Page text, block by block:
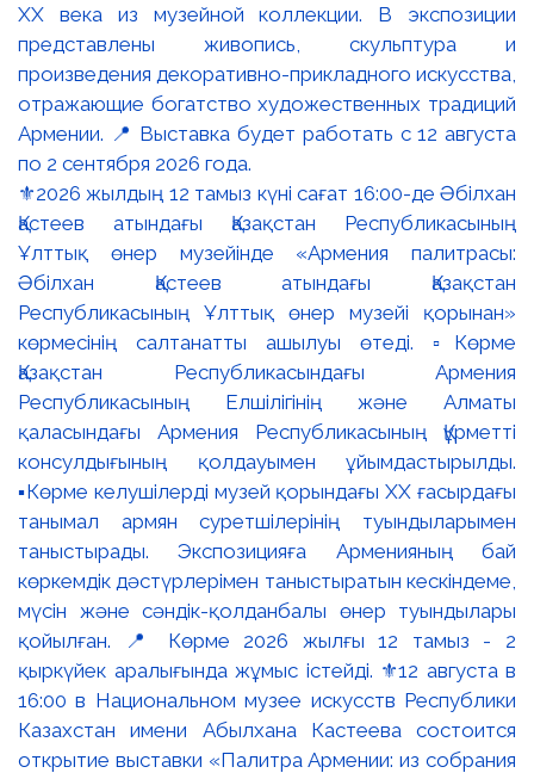
⚜️2026 жылдың 12 тамыз күні сағат 16:00-де Әбілхан
Қастеев атындағы Қазақстан Республикасының
Ұлттық өнер музейінде «Армения палитрасы:
Әбілхан Қастеев атындағы Қазақстан
Республикасының Ұлттық өнер музейі қорынан»
көрмесінің салтанатты ашылуы өтеді. ▫️Көрме
Қазақстан Республикасындағы Армения
Республикасының Елшілігінің және Алматы
қаласындағы Армения Республикасының Құрметті
консулдығының қолдауымен ұйымдастырылды.
▪️Көрме келушілерді музей қорындағы ХХ ғасырдағы
танымал армян суретшілерінің туындыларымен
таныстырады. Экспозицияға Арменияның бай
көркемдік дәстүрлерімен таныстыратын кескіндеме,
мүсін және сәндік-қолданбалы өнер туындылары
қойылған. 📍 Көрме 2026 жылғы 12 тамыз - 2
қыркүйек аралығында жұмыс істейді. ⚜️12 августа в
16:00 в Национальном музее искусств Республики
Казахстан имени Абылхана Кастеева состоится
открытие выставки «Палитра Армении: из собрания